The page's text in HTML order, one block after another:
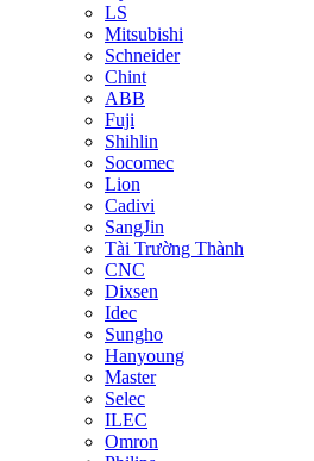
LS
Mitsubishi
Schneider
Chint
ABB
Fuji
Shihlin
Socomec
Lion
Cadivi
SangJin
Tài Trường Thành
CNC
Dixsen
Idec
Sungho
Hanyoung
Master
Selec
ILEC
Omron